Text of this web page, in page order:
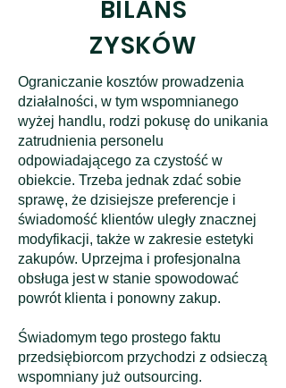
BILANS
ZYSKÓW
Ograniczanie kosztów prowadzenia
działalności, w tym wspomnianego
wyżej handlu, rodzi pokusę do unikania
zatrudnienia personelu
odpowiadającego za czystość w
obiekcie. Trzeba jednak zdać sobie
sprawę, że dzisiejsze preferencje i
świadomość klientów uległy znacznej
modyfikacji, także w zakresie estetyki
zakupów. Uprzejma i profesjonalna
obsługa jest w stanie spowodować
powrót klienta i ponowny zakup.
Świadomym tego prostego faktu
przedsiębiorcom przychodzi z odsieczą
wspomniany już outsourcing.